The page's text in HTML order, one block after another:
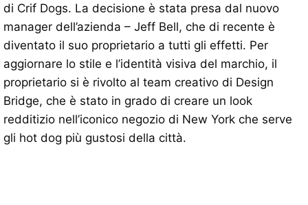
di Crif Dogs. La decisione è stata presa dal nuovo
manager dell’azienda – Jeff Bell, che di recente è
diventato il suo proprietario a tutti gli effetti. Per
aggiornare lo stile e l’identità visiva del marchio, il
proprietario si è rivolto al team creativo di Design
Bridge, che è stato in grado di creare un look
redditizio nell’iconico negozio di New York che serve
gli hot dog più gustosi della città.